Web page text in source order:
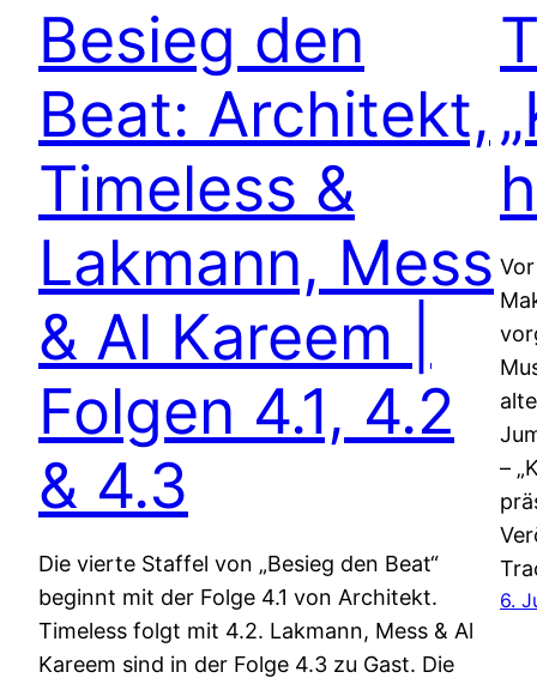
Besieg den
Beat: Architekt,
Timeless &
Lakmann, Mess
& Al Kareem |
Folgen 4.1, 4.2
& 4.3
Die vierte Staffel von „Besieg den Beat“
beginnt mit der Folge 4.1 von Architekt.
Timeless folgt mit 4.2. Lakmann, Mess & Al
Kareem sind in der Folge 4.3 zu Gast. Die
–
6.